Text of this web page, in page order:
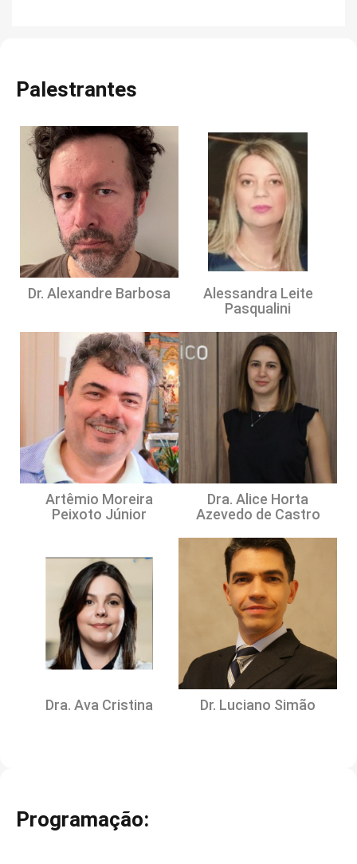
Palestrantes
Dr. Alexandre Barbosa
Alessandra Leite
Pasqualini
Artêmio Moreira
Peixoto Júnior
Dra. Alice Horta
Azevedo de Castro
Dra. Ava Cristina Dr. Luciano Simão
Programação: